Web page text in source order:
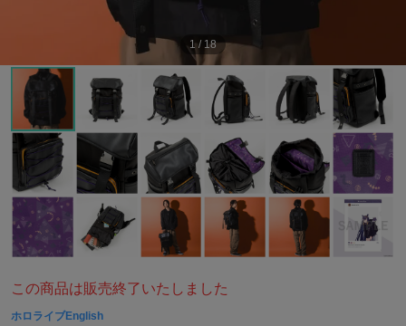
1/ 18
この商品は販売終了いたしました
ホロライブEnglish